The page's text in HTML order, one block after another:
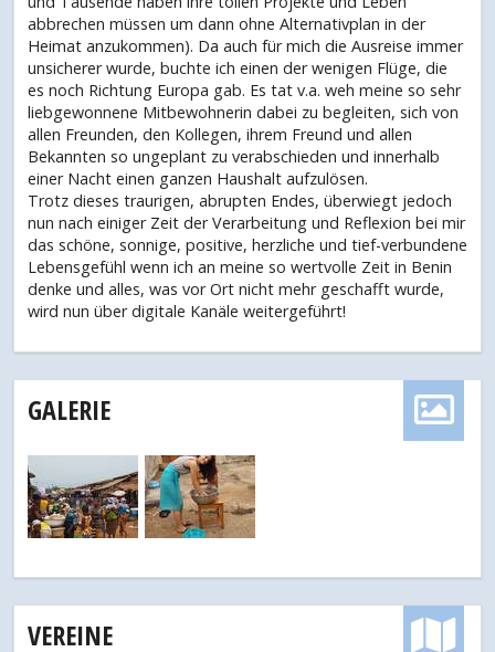
abbrechen müssen um dann ohne Alternativplan in der
Heimat anzukommen). Da auch für mich die Ausreise immer
unsicherer wurde, buchte ich einen der wenigen Flüge, die
es noch Richtung Europa gab. Es tat v.a. weh meine so sehr
liebgewonnene Mitbewohnerin dabei zu begleiten, sich von
allen Freunden, den Kollegen, ihrem Freund und allen
Bekannten so ungeplant zu verabschieden und innerhalb
einer Nacht einen ganzen Haushalt aufzulösen.
Trotz dieses traurigen, abrupten Endes, überwiegt jedoch
nun nach einiger Zeit der Verarbeitung und Reflexion bei mir
das schöne, sonnige, positive, herzliche und tief-verbundene
Lebensgefühl wenn ich an meine so wertvolle Zeit in Benin
denke und alles, was vor Ort nicht mehr geschafft wurde,
wird nun über digitale Kanäle weitergeführt!
GALERIE
VEREINE